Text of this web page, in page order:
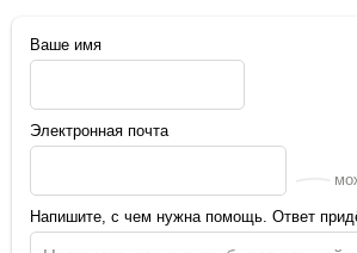
Ваше имя
Электронная почта
Напишите, с чем нужна помощь. Ответ